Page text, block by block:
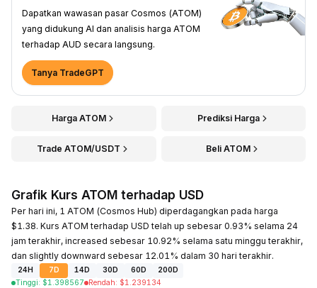
Dapatkan wawasan pasar Cosmos (ATOM)
yang didukung AI dan analisis harga ATOM
terhadap AUD secara langsung.
Tanya TradeGPT
Harga ATOM Prediksi Harga
Trade ATOM/USDT Beli ATOM
Grafik Kurs ATOM terhadap USD
Per hari ini, 1 ATOM (Cosmos Hub) diperdagangkan pada harga
$1.38. Kurs ATOM terhadap USD telah up sebesar 0.93% selama 24
jam terakhir, increased sebesar 10.92% selama satu minggu terakhir,
dan slightly downward sebesar 12.01% dalam 30 hari terakhir.
24H 7D 14D 30D 60D
200D
Tinggi: $1.398567 Rendah: $1.239134